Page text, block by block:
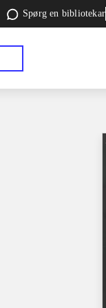
Spørg en bibliotekar